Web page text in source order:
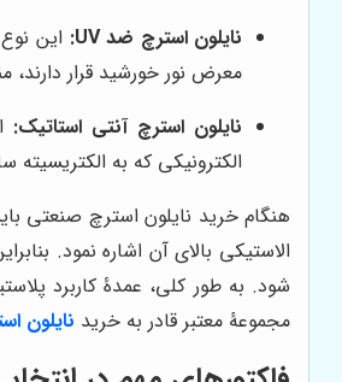
نایلون استرچ ضد UV:
معرض نور خورشید قرار
نایلون استرچ آنتی استاتیک:
الکترونیکی که به
هنگام خرید نایلون استرچ صنعتی
الاستیکی بالای آن اشاره نمود.
شود. به طور کلی، عمدۀ کاربرد
مجموعۀ معتبر قادر به خرید نایلون